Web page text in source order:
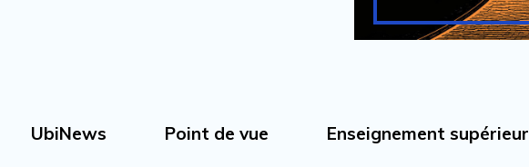
UbiNews Point de vue Enseignement supérieur